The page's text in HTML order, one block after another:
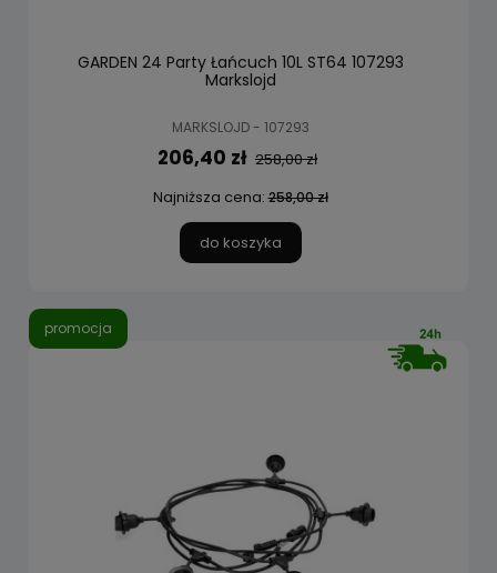
GARDEN 24 Party Łańcuch 10L ST64 107293
Markslojd
MARKSLOJD - 107293
206,40 zł 258,00 zł
Najniższa cena:258,00 zł
do koszyka
promocja